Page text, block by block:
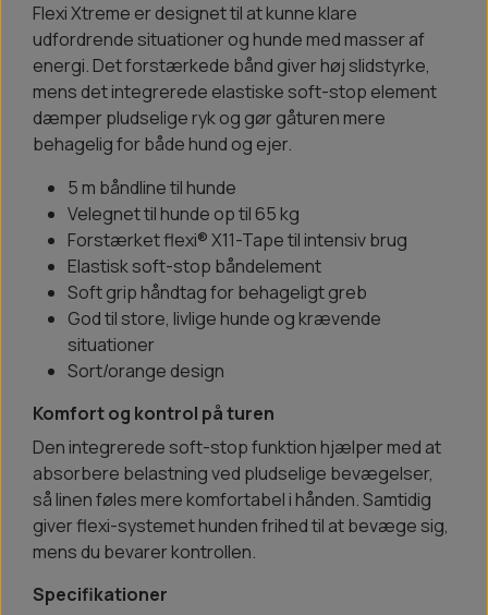
Flexi Xtreme er designet til at kunne klare
udfordrende situationer og hunde med masser af
energi. Det forstærkede bånd giver høj slidstyrke,
mens det integrerede elastiske soft-stop element
dæmper pludselige ryk og gør gåturen mere
behagelig for både hund og ejer.
5 m båndline til hunde
Velegnet til hunde op til 65 kg
Forstærket flexi® X11-Tape til intensiv brug
Elastisk soft-stop båndelement
Soft grip håndtag for behageligt greb
God til store, livlige hunde og krævende
situationer
Sort/orange design
Komfort og kontrol på turen
Den integrerede soft-stop funktion hjælper med at
absorbere belastning ved pludselige bevægelser,
så linen føles mere komfortabel i hånden. Samtidig
giver flexi-systemet hunden frihed til at bevæge sig,
mens du bevarer kontrollen.
Specifikationer